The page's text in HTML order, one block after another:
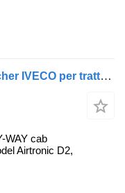
Riscaldatore autonomo Eberspächer IVECO per trattore stradale IVECO STRALIS EURO6
WAY cab
Airtronic D2,